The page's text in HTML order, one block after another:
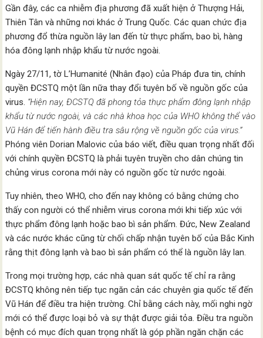
Gần đây, các ca nhiễm địa phương đã xuất hiện ở Thượng Hải,
Thiên Tân và những nơi khác ở Trung Quốc. Các quan chức địa
phương đổ thừa nguồn lây lan đến từ thực phẩm, bao bì, hàng
hóa đông lạnh nhập khẩu từ nước ngoài.
Ngày 27/11, tờ L’Humanité (Nhân đạo) của Pháp đưa tin, chính
quyền ĐCSTQ một lần nữa thay đổi tuyên bố về nguồn gốc của
virus. “Hiện nay, ĐCSTQ đã phong tỏa thực phẩm đông lạnh nhập
khẩu từ nước ngoài, và các nhà khoa học của WHO không thể vào
Vũ Hán để tiến hành điều tra sâu rộng về nguồn gốc của virus.”
Phóng viên Dorian Malovic của báo viết, điều quan trọng nhất đối
với chính quyền ĐCSTQ là phải tuyên truyền cho dân chúng tin
chủng virus corona mới này có nguồn gốc từ nước ngoài.
Tuy nhiên, theo WHO, cho đến nay không có bằng chứng cho
thấy con người có thể nhiễm virus corona mới khi tiếp xúc với
thực phẩm đông lạnh hoặc bao bì sản phẩm. Đức, New Zealand
và các nước khác cũng từ chối chấp nhận tuyên bố của Bắc Kinh
rằng thịt đông lạnh và bao bì sản phẩm có thể là nguồn lây lan.
Trong mọi trường hợp, các nhà quan sát quốc tế chỉ ra rằng
ĐCSTQ không nên tiếp tục ngăn cản các chuyên gia quốc tế đến
Vũ Hán để điều tra hiện trường. Chỉ bằng cách này, mối nghi ngờ
mới có thể được loại bỏ và sự thật được giải tỏa. Điều tra nguồn
bệnh có mục đích quan trọng nhất là góp phần ngăn chặn các